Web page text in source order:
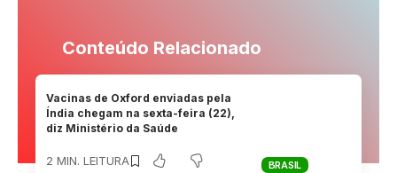
Conteúdo Relacionado
BRASIL
Vacinas de Oxford enviadas pela
Índia chegam na sexta-feira (22),
diz Ministério da Saúde
2 MIN. LEITURA